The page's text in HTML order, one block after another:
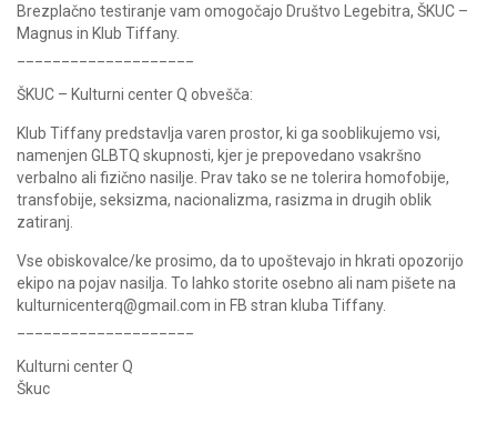
Brezplačno testiranje vam omogočajo Društvo Legebitra, ŠKUC –
Magnus in Klub Tiffany.
ŠKUC – Kulturni center Q obvešča:
Klub Tiffany predstavlja varen prostor, ki ga sooblikujemo vsi,
namenjen GLBTQ skupnosti, kjer je prepovedano vsakršno
verbalno ali fizično nasilje. Prav tako se ne tolerira homofobije,
transfobije, seksizma, nacionalizma, rasizma in drugih oblik
zatiranj.
Vse obiskovalce/ke prosimo, da to upoštevajo in hkrati opozorijo
ekipo na pojav nasilja. To lahko storite osebno ali nam pišete na
kulturnicenterq@gmail.com in FB stran kluba Tiffany.
Kulturni center Q
Škuc